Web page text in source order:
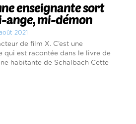
enseignante sort
ange, mi-démon
2021
de film X. C’est une
qui est racontée dans le livre de
habitante de Schalbach Cette